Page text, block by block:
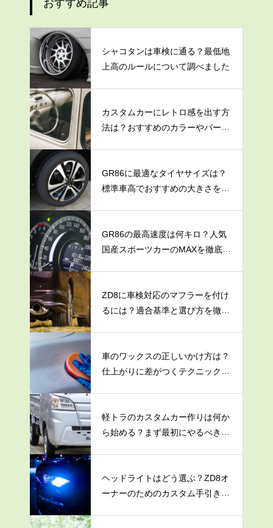
おすすめ記事
シャコタンは車検に通る？最低地
上高のルールについて調べました
カスタムカーにレトロ感を出す方
法は？おすすめのカラーやパーツ
GR86に最適なタイヤサイズは？
標準車高でおすすめの大きさを解
GR86の最高速度は何キロ？人気
国産スポーツカーのMAXを徹底調
ZD8に車検対応のマフラーを付け
るには？適合基準と選び方を徹底
車のワックスの正しいかけ方は？
仕上がりに差がつくテクニックを
軽トラのカスタムカー作りは何か
ら始める？まず最初にやるべき3
ヘッドライトはどう選ぶ？ZD8オ
ーナーのためのカスタム手引き